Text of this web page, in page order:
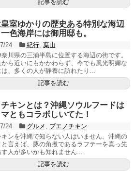
記事を読む
室ゆかりの歴史ある特別な海辺
色海岸には御用邸も。
24 紀行, 葉山
川県の三浦半島に位置する海辺の街です。
ら近いにもかかわらず、今でも風光明媚な
は、多くの人が静養に訪れたり...
記事を読む
キンとは？沖縄ソウルフードは
ともコラボしいてた！
24 グルメ
ブエノチキン
キンを沖縄で知らない人はいません。沖縄の
と言えば、豚の角煮であるラフテーを真っ先
人が多いかも知れません...
記事を読む